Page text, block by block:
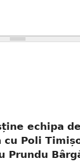
echipa
Poli
Prundu